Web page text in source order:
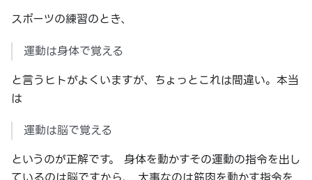
スポーツの練習のとき、
運動は身体で覚える
と言うヒトがよくいますが、ちょっとこれは間違い。本当
は
運動は脳で覚える
というのが正解です。 身体を動かすその運動の指令を出し